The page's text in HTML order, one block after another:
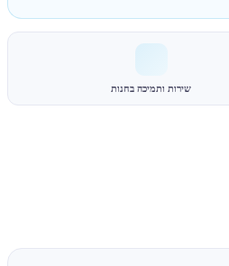
שירות ותמיכה בחנות